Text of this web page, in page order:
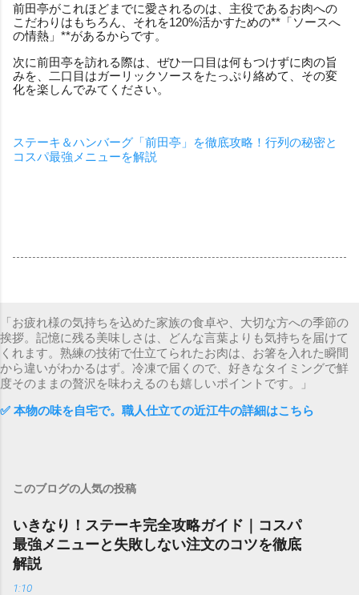
前田亭がこれほどまでに愛されるのは、主役であるお肉への
こだわりはもちろん、それを120%活かすための**「ソースへ
の情熱」**があるからです。
次に前田亭を訪れる際は、ぜひ一口目は何もつけずに肉の旨
みを、二口目はガーリックソースをたっぷり絡めて、その変
化を楽しんでみてください。
ステーキ＆ハンバーグ「前田亭」を徹底攻略！行列の秘密と
コスパ最強メニューを解説
「お疲れ様の気持ちを込めた家族の食卓や、大切な方への季節の
挨拶。記憶に残る美味しさは、どんな言葉よりも気持ちを届けて
くれます。熟練の技術で仕立てられたお肉は、お箸を入れた瞬間
から違いがわかるはず。冷凍で届くので、好きなタイミングで鮮
度そのままの贅沢を味わえるのも嬉しいポイントです。」
✅ 本物の味を自宅で。職人仕立ての近江牛の詳細はこちら
このブログの人気の投稿
いきなり！ステーキ完全攻略ガイド｜コスパ
最強メニューと失敗しない注文のコツを徹底
解説
1:10